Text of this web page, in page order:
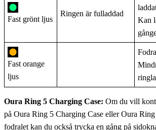
Fast grönt ljus
Ringen är fulladdad
Kan
Fast orange
ljus
Oura Ring 5 Charging Case: Om du vill
på Oura Ring 5 Charging Case eller Oura
fodralet kan du också trycka en gång på